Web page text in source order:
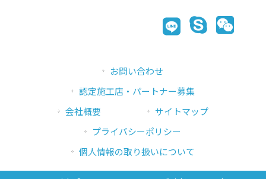
お問い合わせ
認定施工店・パートナー募集
会社概要
サイトマップ
プライバシーポリシー
個人情報の取り扱いについて